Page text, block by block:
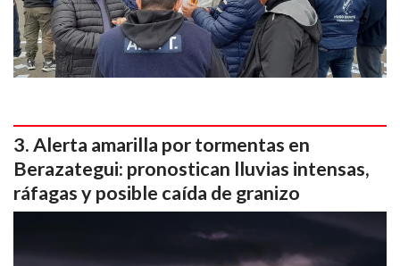
Alerta amarilla por tormentas en
Berazategui: pronostican lluvias intensas,
ráfagas y posible caída de granizo